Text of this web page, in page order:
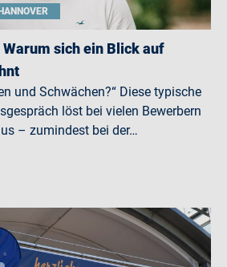
HANNOVER
sich ein Blick auf
und Schwächen?“ Diese typische
löst bei vielen Bewerbern
– zumindest bei der…